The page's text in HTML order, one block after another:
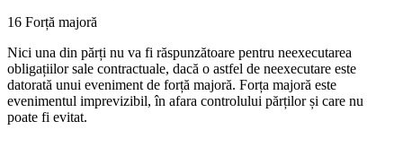
16 Forță majoră
Nici una din părți nu va fi răspunzătoare pentru neexecutarea
obligațiilor sale contractuale, dacă o astfel de neexecutare este
datorată unui eveniment de forță majoră. Forța majoră este
evenimentul imprevizibil, în afara controlului părților și care nu
poate fi evitat.